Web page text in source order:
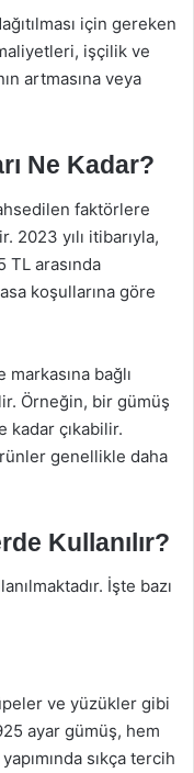
için gereken
işçilik ve
artmasına veya
Ne Kadar?
faktörlere
2023 yılı itibarıyla,
TL arasında
koşullarına göre
markasına bağlı
Örneğin, bir gümüş
kadar çıkabilir.
genellikle daha
Kullanılır?
İşte bazı
ve yüzükler gibi
ayar gümüş, hem
sıkça tercih